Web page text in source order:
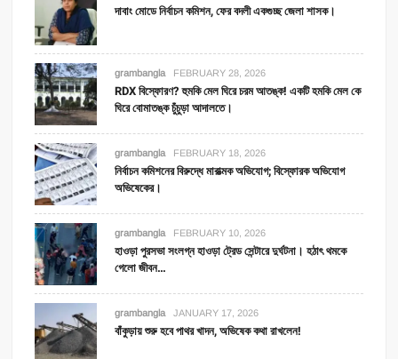
দাবাং মোডে নির্বাচন কমিশন, ফের বদলী একগুচ্ছ জেলা শাসক।
grambangla FEBRUARY 28, 2026
RDX বিস্ফোরণ? হুমকি মেল ঘিরে চরম আতঙ্ক! একটি হমকি মেল কে
ঘিরে বোমাতঙ্ক চুঁচুড়া আদালতে।
grambangla FEBRUARY 18, 2026
নির্বাচন কমিশনের বিরুদ্ধে মারাত্মক অভিযোগ; বিস্ফোরক অভিযোগ
অভিষেকের।
grambangla FEBRUARY 10, 2026
হাওড়া পুরসভা সংলগ্ন হাওড়া ট্রেড সেন্টারে দুর্ঘটনা। হঠাৎ থমকে
গেলো জীবন…
grambangla JANUARY 17, 2026
বাঁকুড়ায় শুরু হবে পাথর খাদন, অভিষেক কথা রাখলেন!